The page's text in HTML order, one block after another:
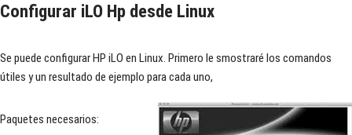
Configurar iLO Hp desde Linux
Se puede configurar HP iLO en Linux. Primero le smostraré los comandos
útiles y un resultado de ejemplo para cada uno,
Paquetes necesarios: